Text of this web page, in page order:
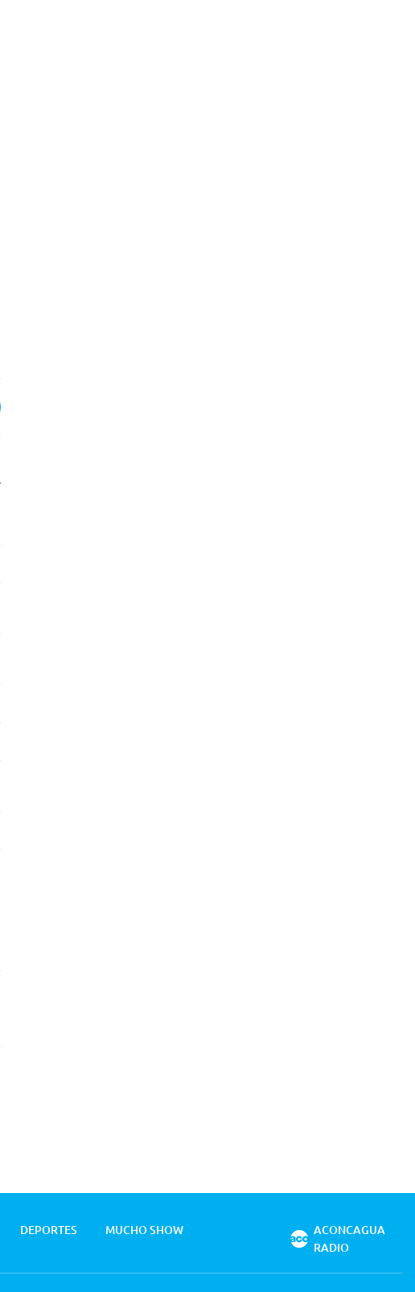
DEPORTES
MUCHO SHOW
ACONCAGUA
RADIO